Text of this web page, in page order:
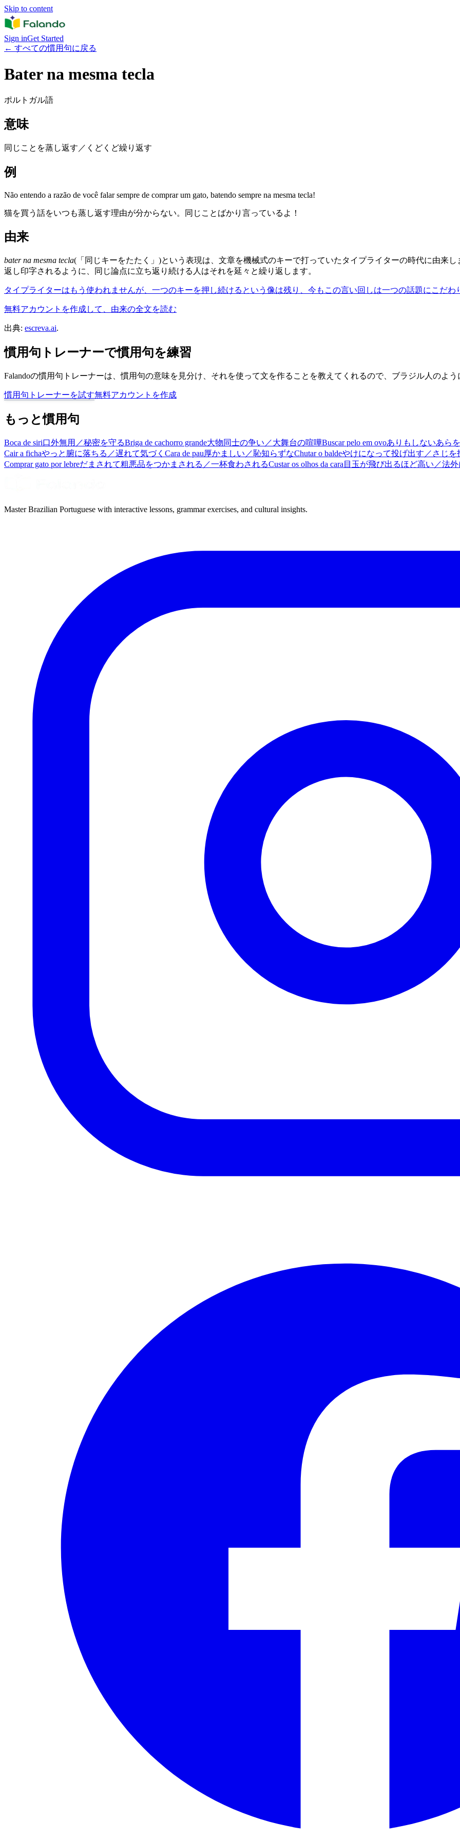
Skip to content
Sign inGet Started
← すべての慣用句に戻る
Bater na mesma tecla
ポルトガル語
意味
同じことを蒸し返す／くどくど繰り返す
例
Não entendo a razão de você falar sempre de comprar um gato, batendo sempre na mesma tecla!
猫を買う話をいつも蒸し返す理由が分からない。同じことばかり言っているよ！
由来
bater na mesma tecla(「同じキーをたたく」)という表現は、文章を機械式のキーで打っていたタイプライターの時代に由来
返し印字されるように、同じ論点に立ち返り続ける人はそれを延々と繰り返します。
タイプライターはもう使われませんが、一つのキーを押し続けるという像は残り、今もこの言い回しは一つの話題にこだわ
無料アカウントを作成して、由来の全文を読む
出典: escreva.ai.
慣用句トレーナーで慣用句を練習
Falandoの慣用句トレーナーは、慣用句の意味を見分け、それを使って文を作ることを教えてくれるので、ブラジル人のよ
慣用句トレーナーを試す無料アカウントを作成
もっと慣用句
Boca de siri口外無用／秘密を守るBriga de cachorro grande大物同士の争い／大舞台の喧嘩Buscar pelo em ovoありもしないあら
Cair a fichaやっと腑に落ちる／遅れて気づく Cara de pau厚かましい／恥知らずなChutar o baldeやけになって投げ出す／さじを
Comprar gato por lebreだまされて粗悪品をつかまされる／一杯食わされるCustar os olhos da cara 目玉が飛び出るほど高い／法
Master Brazilian Portuguese with interactive lessons, grammar exercises, and cultural insights.